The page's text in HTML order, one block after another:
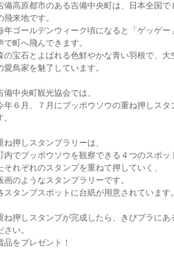
備高原都市のある吉備中央町は、日本全国で
飛来地です。
年ゴールデンウィーク頃になると「ゲッゲー
で町へ飛んできます。
の宝石とよばれる色鮮やかな青い羽根で、大
愛鳥家を魅了しています。
備中央町観光協会では、
年６月、７月にブッポウソウの重ね押しスタ
。
ね押しスタンプラリーは、
内でブッポウソウを観察できる４つのスポッ
それぞれのスタンプを重ねて押していく、
画のようなスタンプラリーです。
スタンプスポットに台紙が用意されています。
ね押しスタンプが完成したら、きびプラにあ
さい。
品をプレゼント！